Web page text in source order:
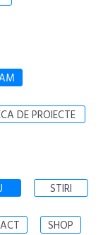
DE PROIECTE
STIRI
SHOP